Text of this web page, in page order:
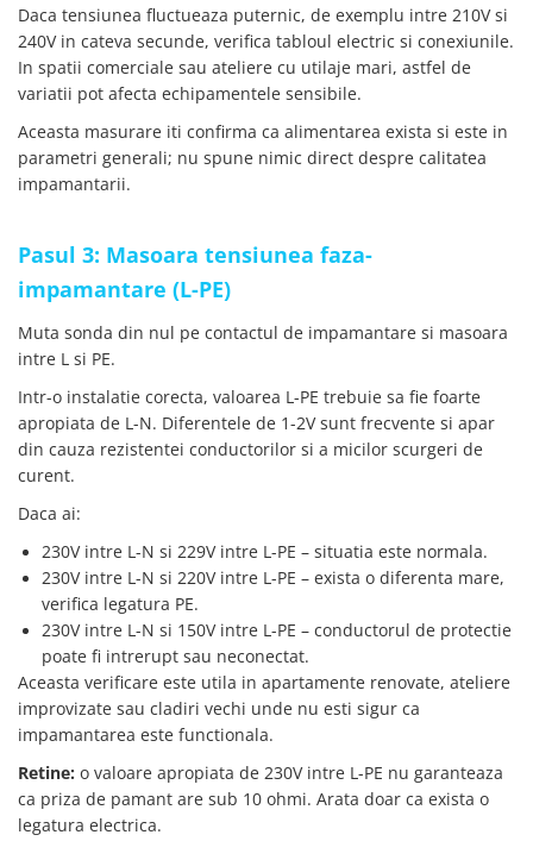
Lanterne
Lanterne de Cap
Lanterne de Mana
Proiectoare LED
Aeroterme
Roboti de Pornire Auto
Microscoape Biologice
Daca tensiunea fluctueaza puternic, de exemplu intre 210V si
240V in cateva secunde, verifica tabloul electric si conexiunile.
In spatii comerciale sau ateliere cu utilaje mari, astfel de
variatii pot afecta echipamentele sensibile.
Aceasta masurare iti confirma ca alimentarea exista si este in
parametri generali; nu spune nimic direct despre calitatea
impamantarii.
Pasul 3: Masoara tensiunea faza-
impamantare (L-PE)
Muta sonda din nul pe contactul de impamantare si masoara
intre L si PE.
Intr-o instalatie corecta, valoarea L-PE trebuie sa fie foarte
apropiata de L-N. Diferentele de 1-2V sunt frecvente si apar
din cauza rezistentei conductorilor si a micilor scurgeri de
curent.
Daca ai:
230V intre L-N si 229V intre L-PE – situatia este normala.
230V intre L-N si 220V intre L-PE – exista o diferenta mare,
verifica legatura PE.
230V intre L-N si 150V intre L-PE – conductorul de protectie
poate fi intrerupt sau neconectat.
Aceasta verificare este utila in apartamente renovate, ateliere
improvizate sau cladiri vechi unde nu esti sigur ca
impamantarea este functionala.
Retine: o valoare apropiata de 230V intre L-PE nu garanteaza
ca priza de pamant are sub 10 ohmi. Arata doar ca exista o
legatura electrica.